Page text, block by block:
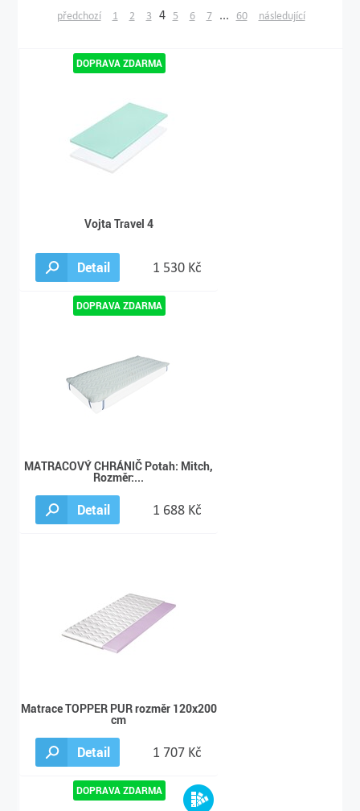
předchozí 1 2 3 4 5 6 7 ... 60 následující
Vojta Travel 4
Detail 1 530 Kč
MATRACOVÝ CHRÁNIČ Potah: Mitch,
Rozměr:...
Detail 1 688 Kč
Matrace TOPPER PUR rozměr 120x200
cm
Detail 1 707 Kč